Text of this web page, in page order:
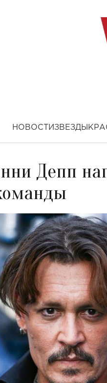
НОВОСТИ ЗВЕЗДЫ
Депп